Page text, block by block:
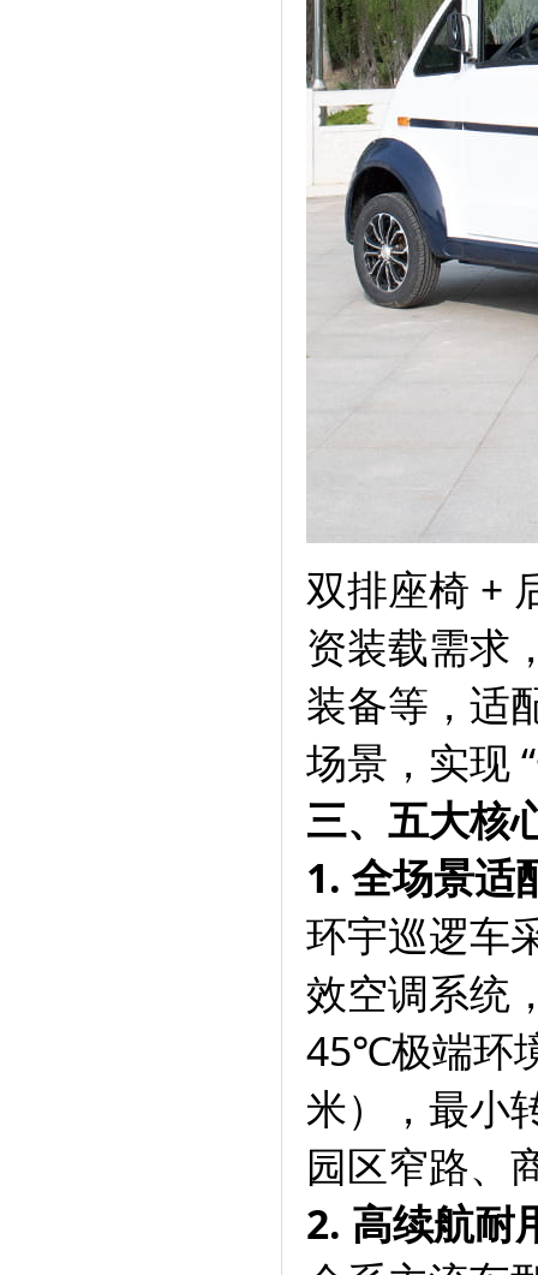
双排座椅 +
资装载需求
装备等，适
场景，实现
三、五大核
1. 全场景适
环宇巡逻车
效空调系统
45℃极端环
米），最小
园区窄路、
2. 高续航耐